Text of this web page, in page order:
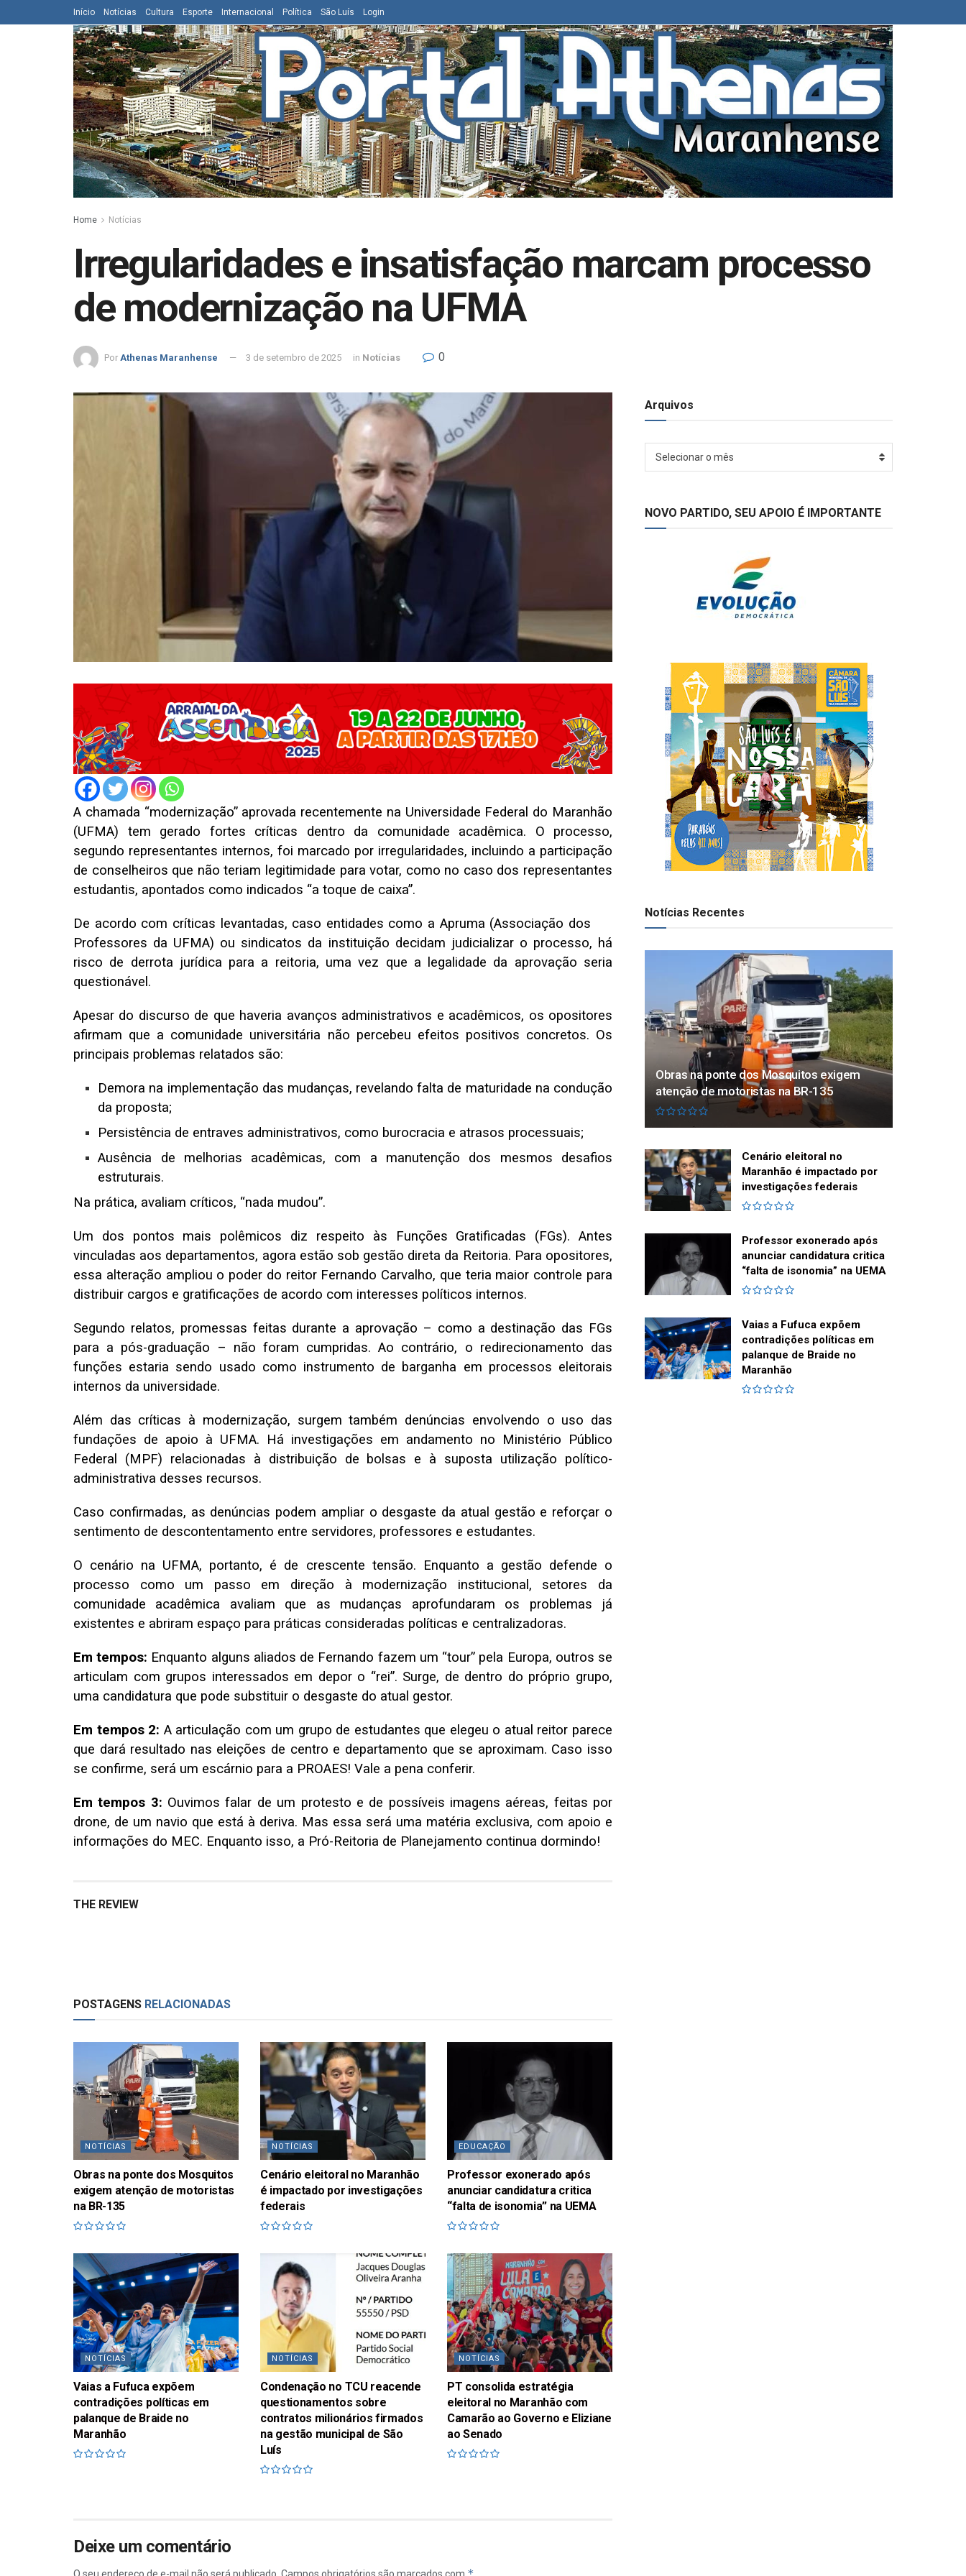
Início Notícias Cultura Esporte Internacional Política São Luís Login
Home Notícias
Irregularidades e insatisfação marcam processo
de modernização na UFMA
Por Athenas Maranhense 3 de setembro de 2025 in Notícias 0
A chamada “modernização” aprovada recentemente na Universidade Federal do Maranhão
(UFMA) tem gerado fortes críticas dentro da comunidade acadêmica. O processo,
segundo representantes internos, foi marcado por irregularidades, incluindo a participação
de conselheiros que não teriam legitimidade para votar, como no caso dos representantes
estudantis, apontados como indicados “a toque de caixa”.
De acordo com críticas levantadas, caso entidades como a Apruma (Associação dos
Professores da UFMA) ou sindicatos da instituição decidam judicializar o processo, há
risco de derrota jurídica para a reitoria, uma vez que a legalidade da aprovação seria
questionável.
Apesar do discurso de que haveria avanços administrativos e acadêmicos, os opositores
afirmam que a comunidade universitária não percebeu efeitos positivos concretos. Os
principais problemas relatados são:
Demora na implementação das mudanças, revelando falta de maturidade na condução
da proposta;
Persistência de entraves administrativos, como burocracia e atrasos processuais;
Ausência de melhorias acadêmicas, com a manutenção dos mesmos desafios
estruturais.
Na prática, avaliam críticos, “nada mudou”.
Um dos pontos mais polêmicos diz respeito às Funções Gratificadas (FGs). Antes
vinculadas aos departamentos, agora estão sob gestão direta da Reitoria. Para opositores,
essa alteração ampliou o poder do reitor Fernando Carvalho, que teria maior controle para
distribuir cargos e gratificações de acordo com interesses políticos internos.
Segundo relatos, promessas feitas durante a aprovação – como a destinação das FGs
para a pós-graduação – não foram cumpridas. Ao contrário, o redirecionamento das
funções estaria sendo usado como instrumento de barganha em processos eleitorais
internos da universidade.
Além das críticas à modernização, surgem também denúncias envolvendo o uso das
fundações de apoio à UFMA. Há investigações em andamento no Ministério Público
Federal (MPF) relacionadas à distribuição de bolsas e à suposta utilização político-
administrativa desses recursos.
Caso confirmadas, as denúncias podem ampliar o desgaste da atual gestão e reforçar o
sentimento de descontentamento entre servidores, professores e estudantes.
O cenário na UFMA, portanto, é de crescente tensão. Enquanto a gestão defende o
processo como um passo em direção à modernização institucional, setores da
comunidade acadêmica avaliam que as mudanças aprofundaram os problemas já
existentes e abriram espaço para práticas consideradas políticas e centralizadoras.
Em tempos: Enquanto alguns aliados de Fernando fazem um “tour” pela Europa, outros se
articulam com grupos interessados em depor o “rei”. Surge, de dentro do próprio grupo,
uma candidatura que pode substituir o desgaste do atual gestor.
Em tempos 2: A articulação com um grupo de estudantes que elegeu o atual reitor parece
que dará resultado nas eleições de centro e departamento que se aproximam. Caso isso
se confirme, será um escárnio para a PROAES! Vale a pena conferir.
Em tempos 3: Ouvimos falar de um protesto e de possíveis imagens aéreas, feitas por
drone, de um navio que está à deriva. Mas essa será uma matéria exclusiva, com apoio e
informações do MEC. Enquanto isso, a Pró-Reitoria de Planejamento continua dormindo!
THE REVIEW
POSTAGENS RELACIONADAS
NOTÍCIAS
Obras na ponte dos Mosquitos
exigem atenção de motoristas
na BR-135
NOTÍCIAS
Cenário eleitoral no Maranhão
é impactado por investigações
federais
EDUCAÇÃO
Professor exonerado após
anunciar candidatura critica
“falta de isonomia” na UEMA
NOTÍCIAS
Vaias a Fufuca expõem
contradições políticas em
palanque de Braide no
Maranhão
NOTÍCIAS
Condenação no TCU reacende
questionamentos sobre
contratos milionários firmados
na gestão municipal de São
Luís
NOTÍCIAS
PT consolida estratégia
eleitoral no Maranhão com
Camarão ao Governo e Eliziane
ao Senado
Deixe um comentário
Arquivos
Arquivos
Selecionar o mês
NOVO PARTIDO, SEU APOIO É IMPORTANTE
Notícias Recentes
Obras na ponte dos Mosquitos exigem
atenção de motoristas na BR-135
Cenário eleitoral no
Maranhão é impactado por
investigações federais
Professor exonerado após
anunciar candidatura critica
“falta de isonomia” na UEMA
Vaias a Fufuca expõem
contradições políticas em
palanque de Braide no
Maranhão